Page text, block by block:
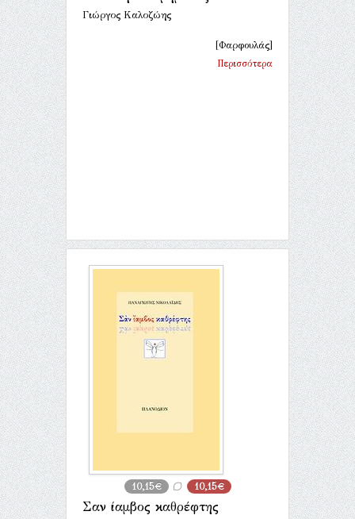
Γιώργος Καλοζώης
[Φαρφουλάς]
Περισσότερα
10,15€ 10,15€
Σαν ίαμβος καθρέφτης